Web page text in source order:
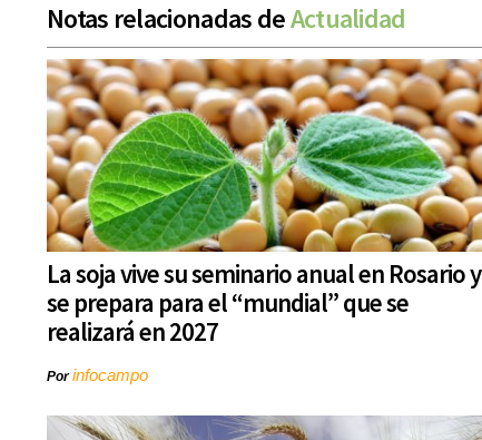
Notas relacionadas deActualidad
La soja vive su seminario anual en Rosario y
se prepara para el “mundial” que se
realizará en 2027
Porinfocampo